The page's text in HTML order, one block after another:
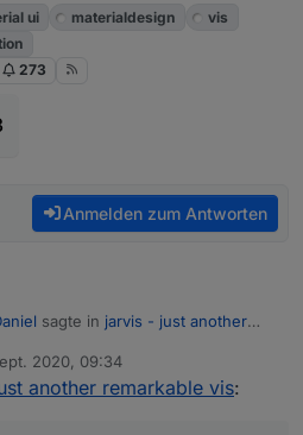
ui materialdesign
vis
273
Anmelden zum Antworten
sagte in jarvis - just another
auf rc11 aktualisiert, jetzt sind bei
2020, 09:34
another remarkable vis: